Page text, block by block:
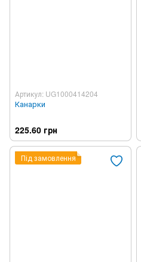
Артикул: UG1000414204
Канарки
225.60 грн
Під замовлення